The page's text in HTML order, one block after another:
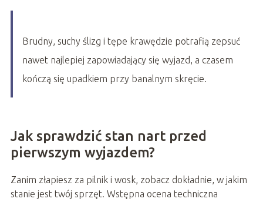
Brudny, suchy ślizg i tępe krawędzie potrafią zepsuć
nawet najlepiej zapowiadający się wyjazd, a czasem
kończą się upadkiem przy banalnym skręcie.
Jak sprawdzić stan nart przed
pierwszym wyjazdem?
Zanim złapiesz za pilnik i wosk, zobacz dokładnie, w jakim
stanie jest twój sprzęt. Wstępna ocena techniczna